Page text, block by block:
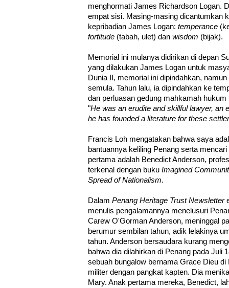
menghormati James Richardson Logan.
empat sisi. Masing-masing dicantumkan
kepribadian James Logan: temperance
fortitude (tabah, ulet) dan wisdom (bijak).
Memorial ini mulanya didirikan di depan
yang dilakukan James Logan untuk
Dunia II, memorial ini dipindahkan,
semula. Tahun lalu, ia dipindahkan ke
dan perluasan gedung mahkamah
"He was an erudite and skillful lawyer, an
he has founded a literature for these
Francis Loh mengatakan bahwa saya
bantuannya keliling Penang serta
pertama adalah Benedict Anderson,
terkenal dengan buku Imagined
Spread of Nationalism.
Dalam Penang Heritage Trust Newsletter
menulis pengalamannya menelusuri
Carew O'Gorman Anderson, meninggal
berumur sembilan tahun, adik lelakinya
tahun. Anderson bersaudara kurang
bahwa dia dilahirkan di Penang pada Juli
sebuah bungalow bernama Grace Dieu
militer dengan pangkat kapten. Dia
Mary. Anak pertama mereka, Benedict,